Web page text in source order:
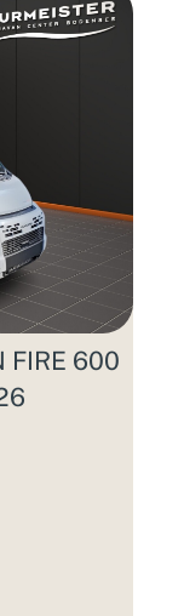
FIRE 600